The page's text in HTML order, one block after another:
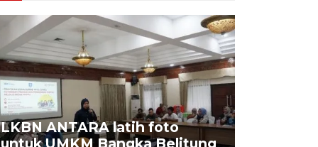
LKBN ANTARA latih foto